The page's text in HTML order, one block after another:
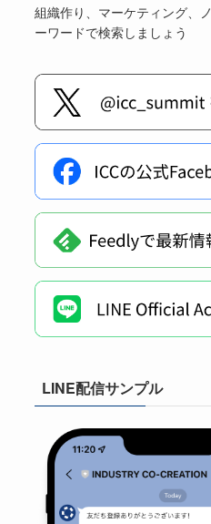
組織作り、マーケティング、
ーワードで検索しましょう
LINE配信サンプル